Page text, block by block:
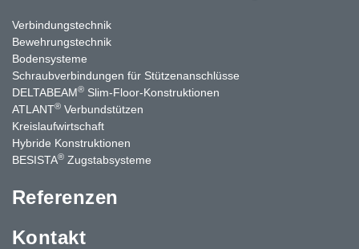
Verbindungstechnik
Bewehrungstechnik
Bodensysteme
Schraubverbindungen für Stützen­anschlüsse
DELTABEAM® Slim-Floor-Konstruktionen
ATLANT® Verbundstützen
Kreislaufwirtschaft
Hybride Konstruktionen
BESISTA® Zugstabsysteme
Referenzen
Kontakt